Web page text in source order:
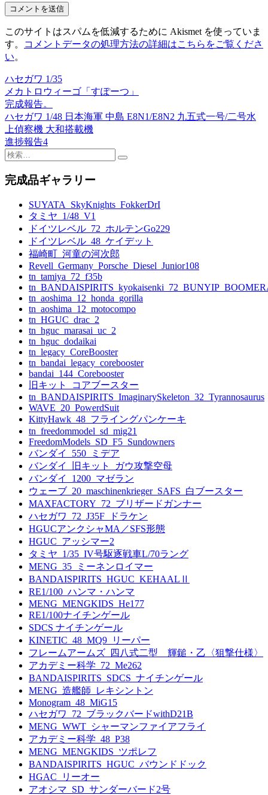
このサイトはスパムを低減するために Akismet を使っていま
す。
コメントデータの処理方法の詳細はこちらをご覧くださ
い。
投
稿
ナ
ビ
ゲ
ー
ハセガワ 1/35
メカトロウィーゴ「すぽーつ」
完成報告。
ハセガワ 1/48 日本海軍 中島 E8N1/E8N2 九五式一号/二号水
上偵察機 大和搭載機
進捗報告4
検
完成品ギャラリー
SUYATA_SkyKnights_FokkerDrI
タミヤ_1/48_V1
ドイツレベル_72_ホルテンGo229
ドイツレベル_48_ケイデット
福崎町_河童の河次郎
Revell_Germany_Porsche_Diesel_Junior108
tn_tamiya_72_f35b
tn_aoshima_12_honda_gorilla
tn_aoshima_12_motocompo
tn_HGUC_drac_2
tn_hguc_marasai_uc_2
tn_hguc_dodaikai
tn_legacy_CoreBooster
tn_bandai_legacy_corebooster
bandai_144_Corebooster
旧キット_コアブースター
tn_BANDAISPIRITS_ImaginarySkeleton_32_Tyrannosaurus
WAVE_20_PowerdSuit
KittyHawk_48_フライングパンケーキ
tn_freedommodel_sd_mig21
FreedomModels_SD_F5_Sundowners
バンダイ_550_ミデア
バンダイ_旧キット_ガウ攻撃空母
バンダイ_1200_マゼラン
ウェーブ_20_maschinenkrieger_SAFS_白ブースター
MAXFACTORY_72_ブリザードガンナー
ハセガワ_72_J35F_ドラケン
HGUCアンクシャMA／SFS形態
HGUC_アッシマー2
タミヤ_1/35_IV号駆逐戦車L/70ラング
MENG_35_ミーネンロイマー
BANDAISPIRITS_HGUC_KEHAALⅡ
RE1/100_ハンマ・ハンマ
MENG_MENGKIDS_He177
RE1/100ナイチンゲール
SDCS ナイチンゲール
KINETIC_48_MQ9_リーパー
フレームアームズ_四八式二型 輝鎚・乙〈狙撃仕様〉
アカデミー科学_72_Me262
BANDAISPIRITS_SDCS_ナイチンゲール
MENG_造艦師_レキシントン
Monogram_48_MiG15
ハセガワ_72_ブラックバードwithD21B
MENG_WWT_シャーマンファイアフライ
アカデミー科学_48_P38
MENG_MENGKIDS_ツポレフ
BANDAISPIRITS_HGUC_バウンドドック
HGAC_リーオー
アオシマ_SD_サンダーバード2号